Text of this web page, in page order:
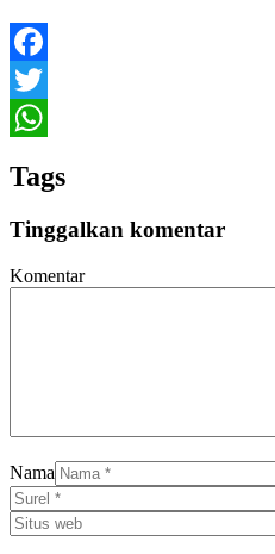
Facebook
Twitter
Tags
Tinggalkan komentar
Komentar
Nama